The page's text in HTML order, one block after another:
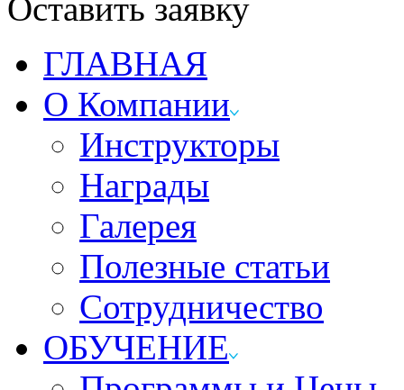
Оставить заявку
ГЛАВНАЯ
О Компании
Инструкторы
Награды
Галерея
Полезные статьи
Сотрудничество
ОБУЧЕНИЕ